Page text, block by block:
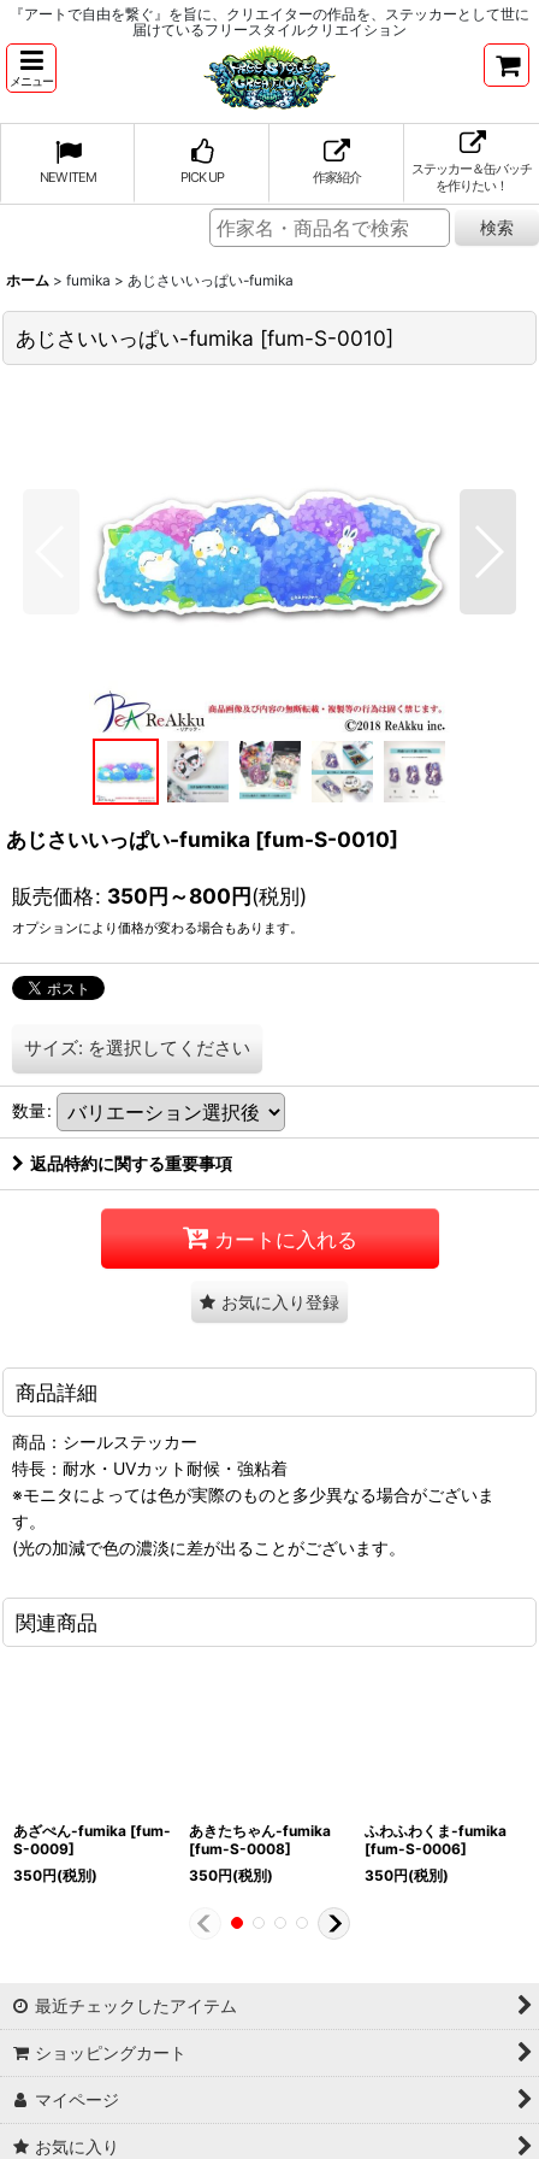
『アートで自由を繋ぐ』を旨に、クリエイターの作品を、ステッカーとして世に
届けているフリースタイルクリエイション
メニュー
NEW ITEM PICK UP 作家紹介
ステッカー＆缶バッチ
を作りたい！
ホーム > fumika > あじさいいっぱい-fumika
あじさいいっぱい-fumika [fum-S-0010]
あじさいいっぱい-fumika [fum-S-0010]
販売価格: 350円～800円(税別)
オプションにより価格が変わる場合もあります。
サイズ: を選択してください
数量:
返品特約に関する重要事項
カートに入れる
お気に入り登録
商品詳細
商品：シールステッカー
特長：耐水・UVカット耐候・強粘着
※モニタによっては色が実際のものと多少異なる場合がございま
す。
(光の加減で色の濃淡に差が出ることがございます。
関連商品
あざぺん-fumika [fum-
S-0009]
350円(税別)
あきたちゃん-fumika
[fum-S-0008]
350円(税別)
ふわふわくま-fumika
[fum-S-0006]
350円(税別)
最近チェックしたアイテム
ショッピングカート
マイページ
お気に入り